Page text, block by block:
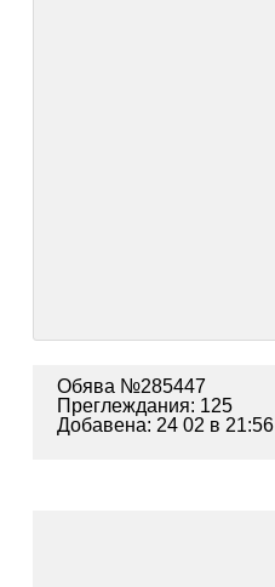
Обява №285447
Преглеждания: 125
Добавена: 24 02 в 21:56